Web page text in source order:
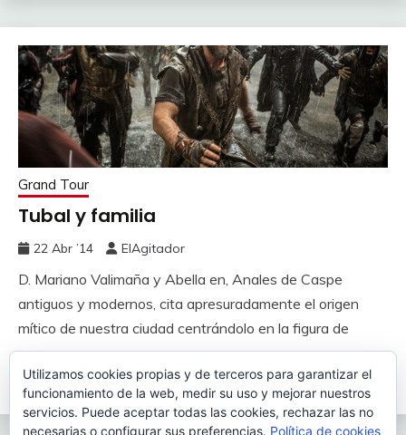
Grand Tour
Tubal y familia
22 Abr ’14 ElAgitador
D. Mariano Valimaña y Abella en, Anales de Caspe
antiguos y modernos, cita apresuradamente el origen
mítico de nuestra ciudad centrándolo en la figura de
Leer más
Utilizamos cookies propias y de terceros para garantizar el
funcionamiento de la web, medir su uso y mejorar nuestros
servicios. Puede aceptar todas las cookies, rechazar las no
necesarias o configurar sus preferencias. Política de cookies